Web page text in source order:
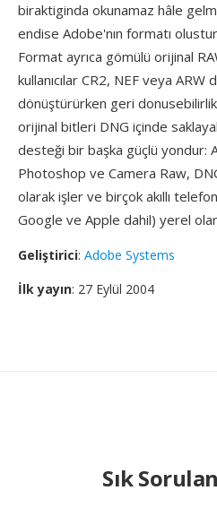
biraktiginda okunamaz hâle
endise Adobe'nın formatı
Format ayrıca gömülü orijinal
kullanıcılar CR2, NEF veya ARW
dönüştürürken geri
orijinal bitleri DNG içinde
desteği bir başka güçlü yondur:
Photoshop ve Camera Raw,
olarak işler ve birçok akıllı
Google ve Apple dahil) yerel
Geliştirici: Adobe Systems
İlk yayın: 27 Eylül 2004
Sık